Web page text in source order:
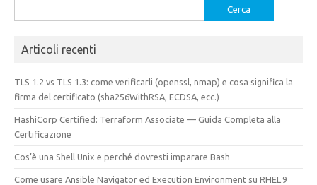
per:
Articoli recenti
TLS 1.2 vs TLS 1.3: come verificarli (openssl, nmap) e cosa significa la
firma del certificato (sha256WithRSA, ECDSA, ecc.)
HashiCorp Certified: Terraform Associate — Guida Completa alla
Certificazione
Cos’è una Shell Unix e perché dovresti imparare Bash
Come usare Ansible Navigator ed Execution Environment su RHEL 9